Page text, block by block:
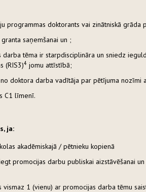
programmas doktorants vai zinātniskā grāda
saņemšanai un ;
tēma ir starpdisciplināra un sniedz
(RIS3)4 jomu attīstībā;
doktora darba vadītāja par pētījuma nozīmi
C1 līmenī.
ja:
akadēmiskajā / pētnieku kopienā
promocijas darbu publiskai aizstāvēšanai
1 (vienu) ar promocijas darba tēmu